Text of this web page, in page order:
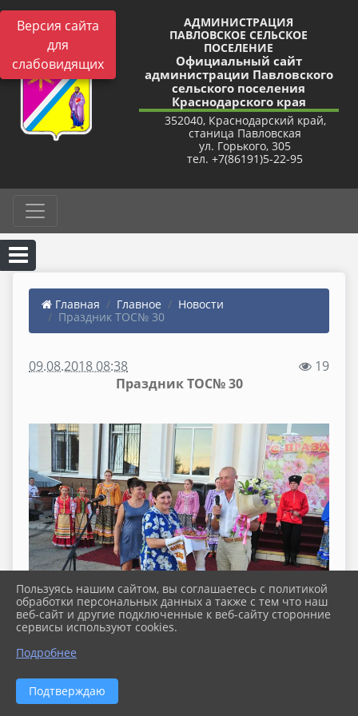
Версия сайта
для
слабовидящих
АДМИНИСТРАЦИЯ
ПАВЛОВСКОЕ СЕЛЬСКОЕ
ПОСЕЛЕНИЕ
Официальный сайт
администрации Павловского
сельского поселения
Краснодарского края
352040, Краснодарский край,
станица Павловская
ул. Горького, 305
тел. +7(86191)5-22-95
Главная Главное
Новости
Праздник ТОС№ 30
09.08.2018 08:38
19
Праздник ТОС№ 30
Пользуясь нашим сайтом, вы соглашаетесь с политикой
обработки персональных данных а также с тем что наш
веб-сайт и другие подключенные к веб-сайту сторонние
сервисы используют cookies.
Подробнее
Подтверждаю